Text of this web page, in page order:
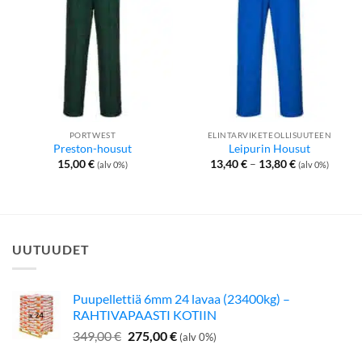
PORTWEST
Preston-housut
15,00€ (alv 0%)
ELINTARVIKETEOLLISUUTEEN
Leipurin Housut
13,40€ – 13,80€Hintaluokka:
13,40 €
(alv 0%)
UUTUUDET
Puupellettiä 6mm 24 lavaa (23400kg) –
RAHTIVAPAASTI KOTIIN
349,00€ Alkuperäinen
275,00€Nykyinen
(alv 0%)